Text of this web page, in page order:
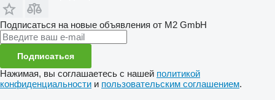
Подписаться на новые объявления от M2 GmbH
Подписаться
Нажимая, вы соглашаетесь с нашей политикой
конфиденциальности и пользовательским соглашением.